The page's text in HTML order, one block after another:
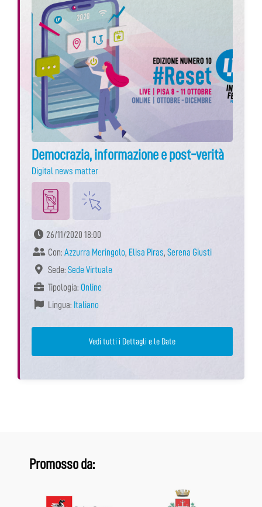
Democrazia, informazione e post-verità
Digital news matter
26/11/2020 18:00
Con: Azzurra Meringolo, Elisa Piras, Serena Giusti
Sede: Sede Virtuale
Tipologia: Online
Lingua: Italiano
Vedi tutti i Dettagli e le Date
Promosso da: